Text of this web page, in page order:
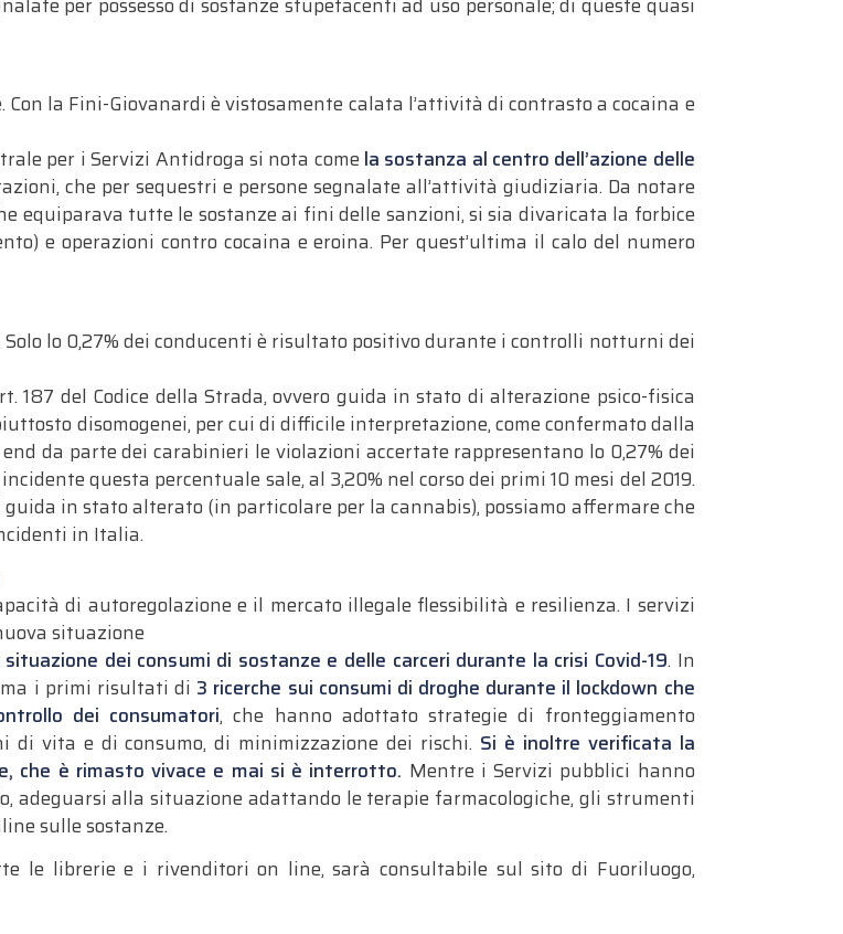
Con la Fini-Giovanardi è vistosamente calata l’attività di contrasto a cocaina e
per i Servizi Antidroga si nota come la sostanza al centro dell’azione delle
che per sequestri e persone segnalate all’attività giudiziaria. Da notare
equiparava tutte le sostanze ai fini delle sanzioni, si sia divaricata la forbice
e operazioni contro cocaina e eroina. Per quest’ultima il calo del numero
lo 0,27% dei conducenti è risultato positivo durante i controlli notturni dei
del Codice della Strada, ovvero guida in stato di alterazione psico-fisica
disomogenei, per cui di difficile interpretazione, come confermato dalla
da parte dei carabinieri le violazioni accertate rappresentano lo 0,27% dei
questa percentuale sale, al 3,20% nel corso dei primi 10 mesi del 2019.
in stato alterato (in particolare per la cannabis), possiamo affermare che
in Italia.
di autoregolazione e il mercato illegale flessibilità e resilienza. I servizi
situazione
dei consumi di sostanze e delle carceri durante la crisi Covid-19. In
i primi risultati di 3 ricerche sui consumi di droghe durante il lockdown che
dei consumatori, che hanno adottato strategie di fronteggiamento
di vita e di consumo, di minimizzazione dei rischi. Si è inoltre verificata la
che è rimasto vivace e mai si è interrotto. Mentre i Servizi pubblici hanno
adeguarsi alla situazione adattando le terapie farmacologiche, gli strumenti
sulle sostanze.
le librerie e i rivenditori on line, sarà consultabile sul sito di Fuoriluogo,